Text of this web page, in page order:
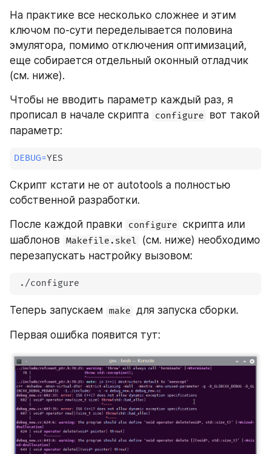
На практике все несколько сложнее и этим
ключом по-сути переделывается половина
эмулятора, помимо отключения оптимизаций,
еще собирается отдельный оконный отладчик
(см. ниже).
Чтобы не вводить параметр каждый раз, я
прописал в начале скрипта configure вот такой
параметр:
DEBUG=YES
Скрипт кстати не от autotools а полностью
собственной разработки.
После каждой правки configure скрипта или
шаблонов Makefile.skel (см. ниже) необходимо
перезапускать настройку вызовом:
./configure
Теперь запускаем make для запуска сборки.
Первая ошибка появится тут: